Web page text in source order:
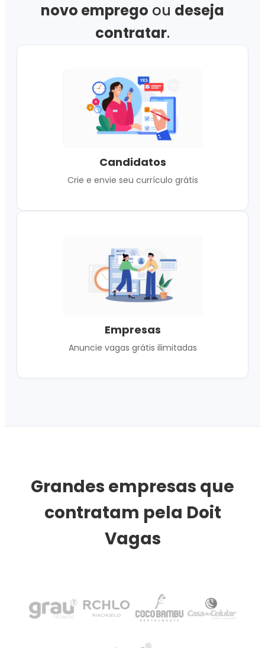
novo emprego ou deseja
contratar.
Candidatos
Crie e envie seu currículo grátis
Empresas
Anuncie vagas grátis ilimitadas
Grandes empresas que
contratam pela Doit
Vagas